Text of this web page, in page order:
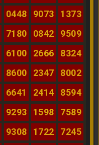
0448 9073
1373
7180 0842
9509
6100 2666
8324
8600 2347
8002
6641 2414
8594
9293 1598
7589
9308 1722
7245